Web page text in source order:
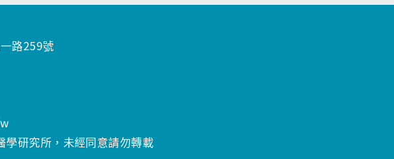
路259號
研究所，未經同意請勿轉載